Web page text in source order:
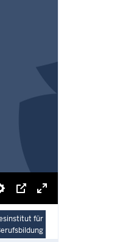
Einstellungen
Bild-
in-
Bild
Vollbildmodus
aktivieren
für